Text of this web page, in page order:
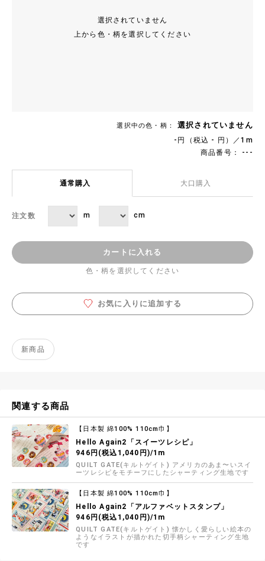
選択されていません
上から色・柄を選択してください
選択中の色・柄： 選択されていません
-円（税込 - 円）／1m
商品番号： ---
通常購入 大口購入
注文数 m cm
カートに入れる
色・柄を選択してください
お気に入りに追加する
新商品
関連する商品
【日本製 綿100% 110cm巾】
Hello Again2「スイーツレシピ」
946円(税込1,040円)/1m
QUILT GATE(キルトゲイト) アメリカのあま〜いスイ
ーツレシピをモチーフにしたシャーティング生地です
【日本製 綿100% 110cm巾】
Hello Again2「アルファベットスタンプ」
946円(税込1,040円)/1m
QUILT GATE(キルトゲイト) 懐かしく愛らしい絵本の
ようなイラストが描かれた切手柄シャーティング生地
です